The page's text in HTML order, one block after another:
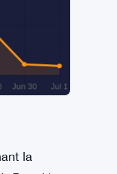
la